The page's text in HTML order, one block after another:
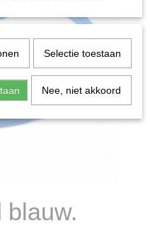
blauw.
Selectie toestaan
Nee, niet akkoord